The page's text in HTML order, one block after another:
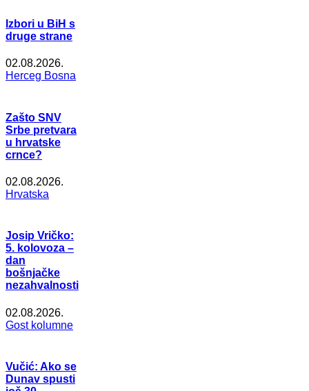
Izbori u BiH s
druge strane
02.08.2026.
Herceg Bosna
Zašto SNV
Srbe pretvara
u hrvatske
crnce?
02.08.2026.
Hrvatska
Josip Vričko:
5. kolovoza –
dan
bošnjačke
nezahvalnosti
02.08.2026.
Gost kolumne
Vučić: Ako se
Dunav spusti